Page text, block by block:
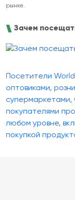
рынке.
Зачем
Посетители
оптовиками,
супермаркетами,
покупателями
любом уровне,
покупкой